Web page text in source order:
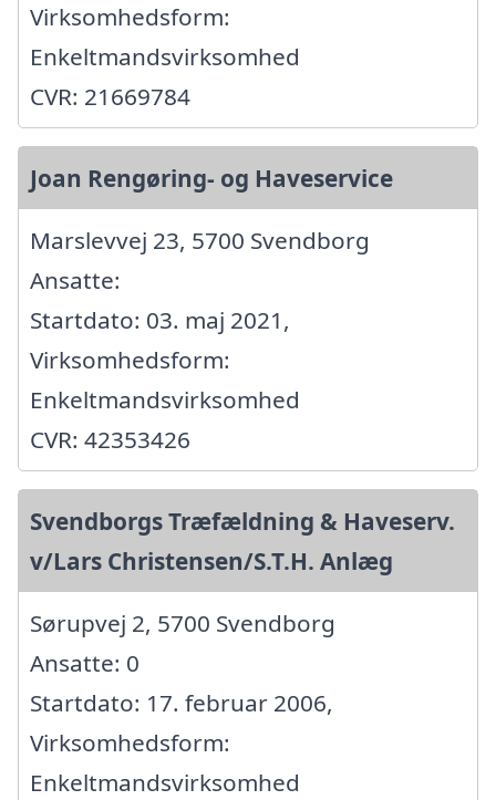
Virksomhedsform:
Enkeltmandsvirksomhed
CVR: 21669784
Joan Rengøring- og Haveservice
Marslevvej 23, 5700 Svendborg
Ansatte:
Startdato: 03. maj 2021,
Virksomhedsform:
Enkeltmandsvirksomhed
CVR: 42353426
Svendborgs Træfældning & Haveserv.
v/Lars Christensen/S.T.H. Anlæg
Sørupvej 2, 5700 Svendborg
Ansatte: 0
Startdato: 17. februar 2006,
Virksomhedsform:
Enkeltmandsvirksomhed